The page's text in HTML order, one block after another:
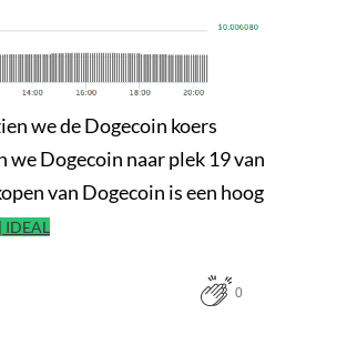
we de Dogecoin koers
Dogecoin naar plek 19 van
van Dogecoin is een hoog
0